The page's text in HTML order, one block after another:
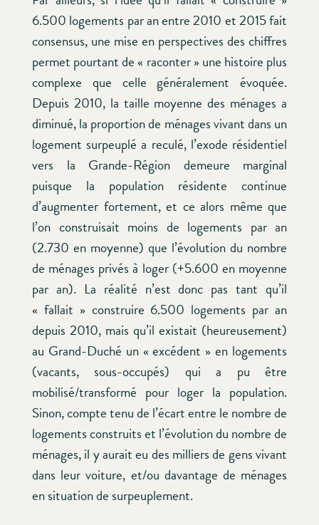
6.500 logements par an entre 2010 et 2015 fait
consensus, une mise en perspectives des chiffres
permet pourtant de « raconter » une histoire plus
complexe que celle généralement évoquée.
Depuis 2010, la taille moyenne des ménages a
diminué, la proportion de ménages vivant dans un
logement surpeuplé a reculé, l’exode résidentiel
vers la Grande-Région demeure marginal
puisque la population résidente continue
d’augmenter fortement, et ce alors même que
l’on construisait moins de logements par an
(2.730 en moyenne) que l’évolution du nombre
de ménages privés à loger (+5.600 en moyenne
par an). La réalité n’est donc pas tant qu’il
« fallait » construire 6.500 logements par an
depuis 2010, mais qu’il existait (heureusement)
au Grand-Duché un « excédent » en logements
(vacants, sous-occupés) qui a pu être
mobilisé/transformé pour loger la population.
Sinon, compte tenu de l’écart entre le nombre de
logements construits et l’évolution du nombre de
ménages, il y aurait eu des milliers de gens vivant
dans leur voiture, et/ou davantage de ménages
en situation de surpeuplement.